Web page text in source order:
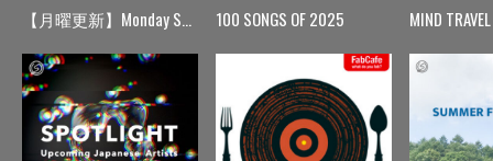
【月曜更新】Monday Spin 100 SONGS OF 2025 MIND TRAVEL